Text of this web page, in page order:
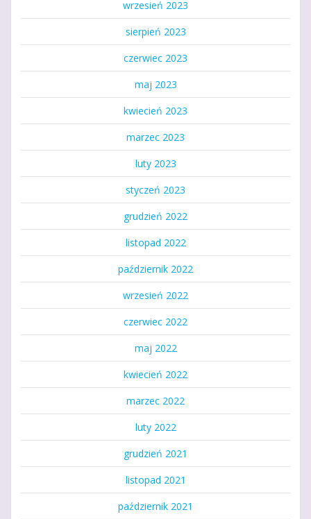
wrzesień 2023
sierpień 2023
czerwiec 2023
maj 2023
kwiecień 2023
marzec 2023
luty 2023
styczeń 2023
grudzień 2022
listopad 2022
październik 2022
wrzesień 2022
czerwiec 2022
maj 2022
kwiecień 2022
marzec 2022
luty 2022
grudzień 2021
listopad 2021
październik 2021